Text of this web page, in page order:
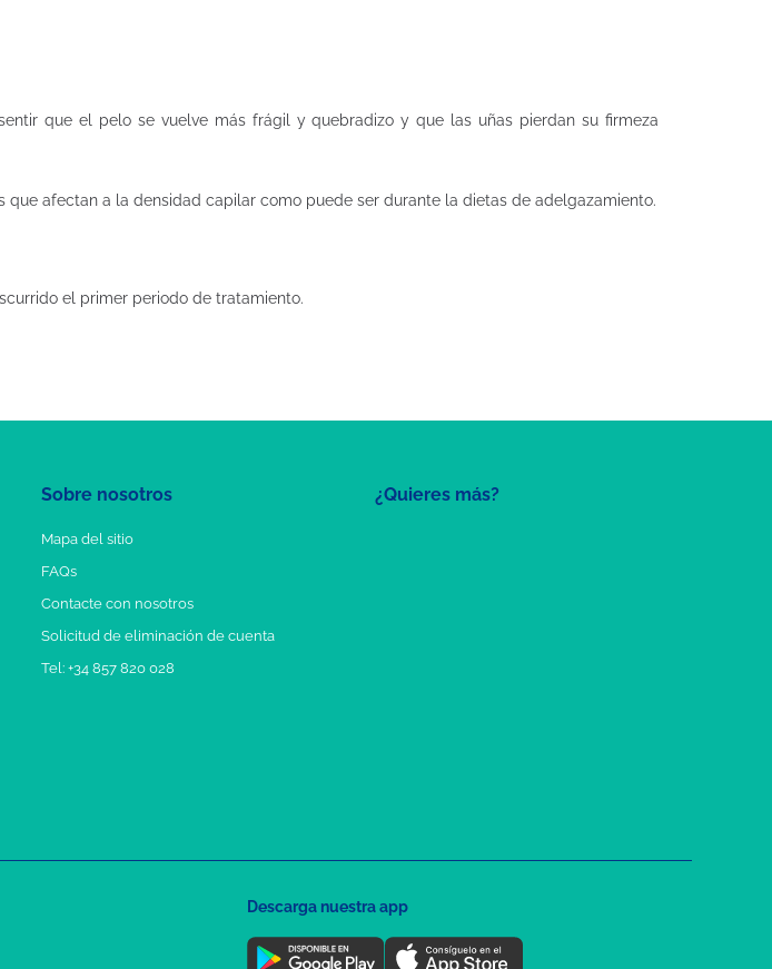
que el pelo se vuelve más frágil y quebradizo y que las uñas pierdan su firmeza
afectan a la densidad capilar como puede ser durante la dietas de adelgazamiento.
el primer periodo de tratamiento.
¿Quieres más?
Sobre nosotros
Mapa del sitio
FAQs
Contacte con nosotros
Solicitud de eliminación de cuenta
Tel: +34 857 820 028
Descarga nuestra app